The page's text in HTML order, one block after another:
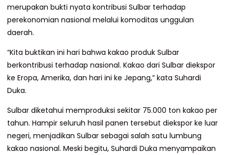
merupakan bukti nyata kontribusi Sulbar terhadap
perekonomian nasional melalui komoditas unggulan
daerah.
“Kita buktikan ini hari bahwa kakao produk Sulbar
berkontribusi terhadap nasional. Kakao dari Sulbar diekspor
ke Eropa, Amerika, dan hari ini ke Jepang,” kata Suhardi
Duka.
Sulbar diketahui memproduksi sekitar 75.000 ton kakao per
tahun. Hampir seluruh hasil panen tersebut diekspor ke luar
negeri, menjadikan Sulbar sebagai salah satu lumbung
kakao nasional. Meski begitu, Suhardi Duka menyampaikan